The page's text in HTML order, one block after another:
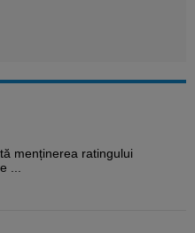
menținerea ratingului
...